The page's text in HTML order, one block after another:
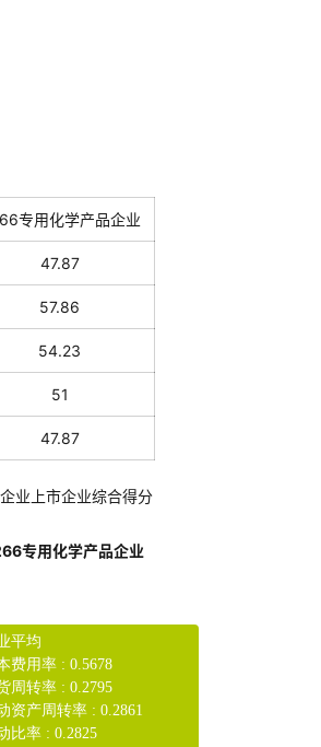
专用化学产品企业
47.87
57.86
54.23
51
47.87
业上市企业综合得分
专用化学产品企业
平均
费用率 : 0.5678
周转率 : 0.2795
资产周转率 : 0.2861
比率 : 0.2825